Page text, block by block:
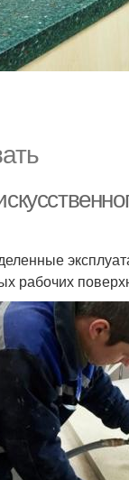
рабочих